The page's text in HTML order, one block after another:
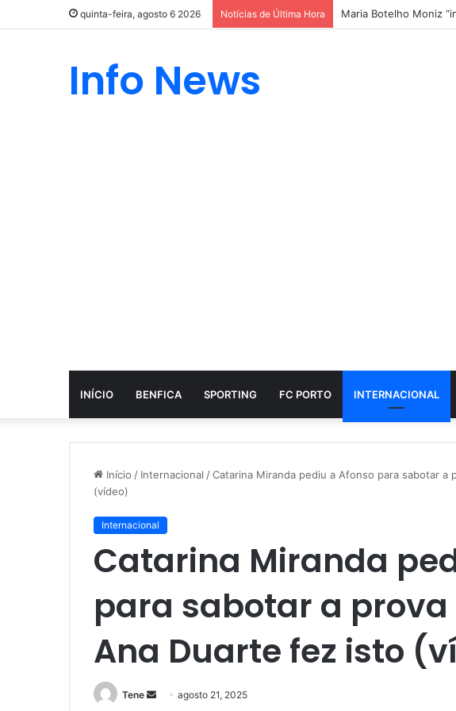
quinta-feira, agosto 6 2026 Notícias de Última Hora Maria Botelho Moniz
Info News
INÍCIO BENFICA SPORTING FC PORTO INTERNACIONAL
Início / Internacional /Catarina Miranda pediu a Afonso para sabotar a
(vídeo)
Internacional
Catarina Miranda
para sabotar a
Ana Duarte fez isto
Tene
Mandeagosto 21, 2025